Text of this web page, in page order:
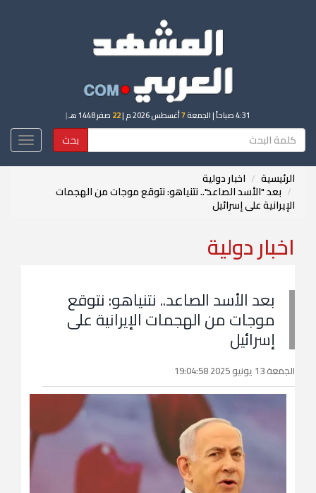
4:31 صباحاً | الجمعة7أغسطس 2026 م | 22 صفر 1448 هـ |
بحث
الرئيسية اخبار دولية
بعد "الأسد الصاعد".. نتنياهو: نتوقع موجات من الهجمات
الإيرانية على إسرائيل
اخبار دولية
بعد الأسد الصاعد.. نتنياهو: نتوقع
موجات من الهجمات الإيرانية على
إسرائيل
الجمعة 13 يونيو 2025 19:04:58